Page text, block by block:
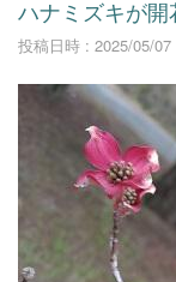
ハナミズキが開
投稿日時 : 2025/05/07